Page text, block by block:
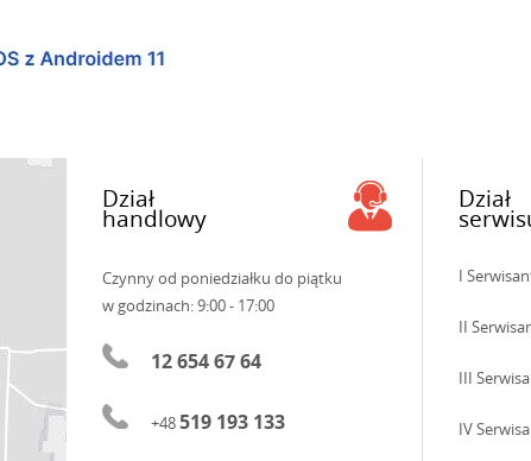
Dział
handlowy
Czynny od poniedziałku do piątku
w godzinach: 9:00 - 17:00
12 654 67 64
+48519 193 133
Dział
I
II
III
IV